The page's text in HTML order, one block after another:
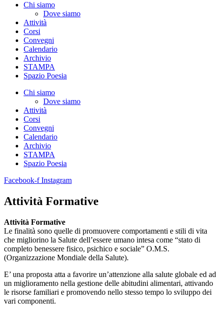
Chi siamo
Dove siamo
Attività
Corsi
Convegni
Calendario
Archivio
STAMPA
Spazio Poesia
Chi siamo
Dove siamo
Attività
Corsi
Convegni
Calendario
Archivio
STAMPA
Spazio Poesia
Facebook-f Instagram
Attività Formative
Attività Formative
Le finalità sono quelle di promuovere comportamenti e stili di vita
che migliorino la Salute dell’essere umano intesa come “stato di
completo benessere fisico, psichico e sociale” O.M.S.
(Organizzazione Mondiale della Salute).
E’ una proposta atta a favorire un’attenzione alla salute globale ed ad
un miglioramento nella gestione delle abitudini alimentari, attivando
le risorse familiari e promovendo nello stesso tempo lo sviluppo dei
vari componenti.